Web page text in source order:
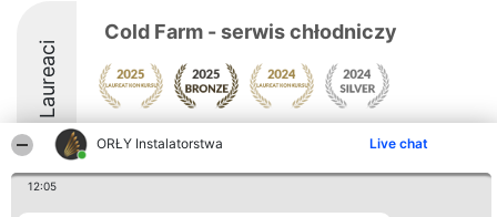
ORŁY Instalatorstwa Live chat
12:05
Laureaci
Cold Farm - serwis chłodniczy
8.7